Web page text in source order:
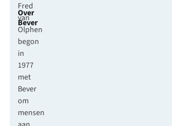
Over
Bever
Fred
van
Olphen
begon
in
1977
met
Bever
om
mensen